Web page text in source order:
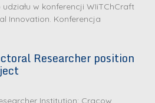
w konferencji WIiTChCraft
Innovation. Konferencja
Researcher position